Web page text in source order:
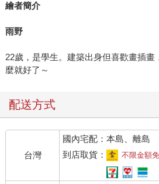
繪者簡介
雨野
22歲，是學生。建築出身但喜歡畫插
麼就好了～
配送方式
台灣
國內宅配：本島、離島
到店取貨：
不限金額